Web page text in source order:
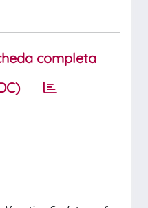
completa